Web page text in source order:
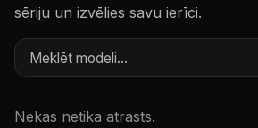
sēriju un izvēlies savu ierīci.
Nekas netika atrasts.